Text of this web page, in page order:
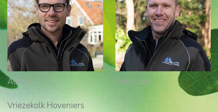
Albert Gerrit Jan
Vriezekolk Hoveniers